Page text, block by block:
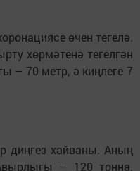
өчен тегелә.
хөрмәтенә тегелгән
– 70 метр, ә киңлеге 7
диңгез хайваны. Аның
– 120 тонна.